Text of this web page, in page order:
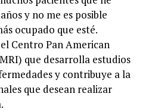
y no me es posible
ocupado que esté.
Centro Pan American
que desarrolla estudios
y contribuye a la
que desean realizar